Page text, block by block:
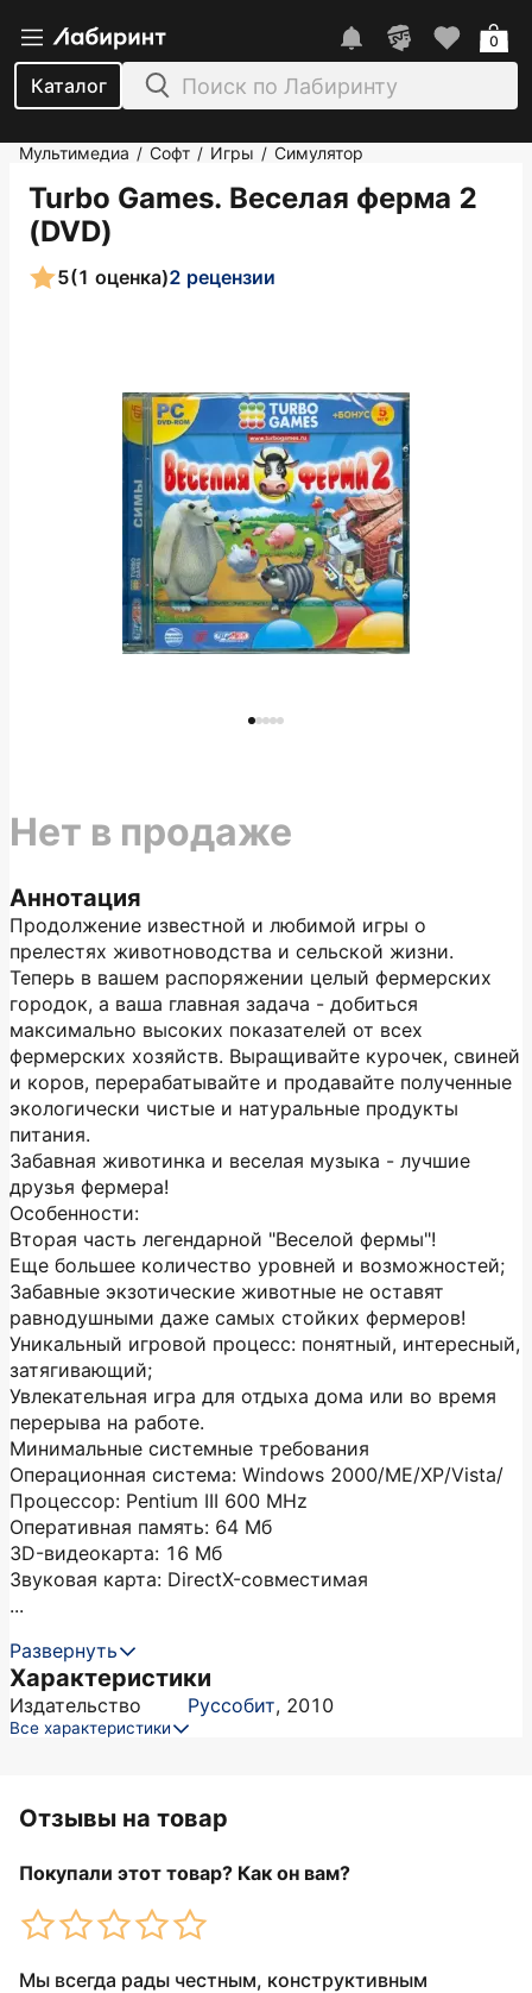
Каталог
0
Мультимедиа / Софт / Игры / Симулятор
Turbo Games. Веселая ферма 2
(DVD)
5(1 оценка)2 рецензии
Аннотация
Продолжение известной и любимой игры о
прелестях животноводства и сельской жизни.
Теперь в вашем распоряжении целый фермерских
городок, а ваша главная задача - добиться
максимально высоких показателей от всех
фермерских хозяйств. Выращивайте курочек, свиней
и коров, перерабатывайте и продавайте полученные
экологически чистые и натуральные продукты
питания.
Забавная животинка и веселая музыка - лучшие
друзья фермера!
Особенности:
Вторая часть легендарной "Веселой фермы"!
Еще большее количество уровней и возможностей;
Забавные экзотические животные не оставят
равнодушными даже самых стойких фермеров!
Уникальный игровой процесс: понятный, интересный,
затягивающий;
Увлекательная игра для отдыха дома или во время
перерыва на работе.
Минимальные системные требования
Операционная система: Windows 2000/ME/XP/Vista/
Процессор: Pentium III 600 MHz
Оперативная память: 64 Мб
3D-видеокарта: 16 Мб
Звуковая карта: DirectX-совместимая
...
Развернуть
Характеристики
Издательство Руссобит, 2010
Все характеристики
Нет в продаже
Отзывы на товар
Покупали этот товар? Как он вам?
Мы всегда рады честным, конструктивным